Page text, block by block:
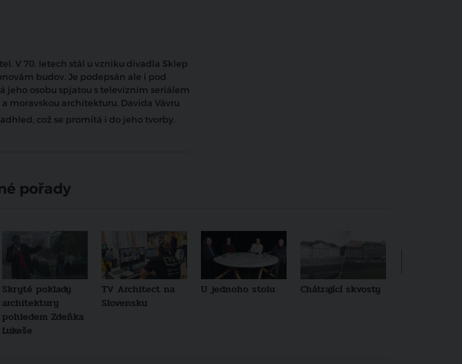
V 70. letech stál u vzniku divadla Sklep
budov. Je podepsán ale i pod
jeho osobu spjatou s televizním seriálem
moravskou architekturu. Davida Vávru
což se promítá i do jeho tvorby.
pořady
Skryté poklady
architektury
pohledem Zdeňka
Lukeše
TV Architect na
Slovensku
U jednoho stolu Chátrající skvosty